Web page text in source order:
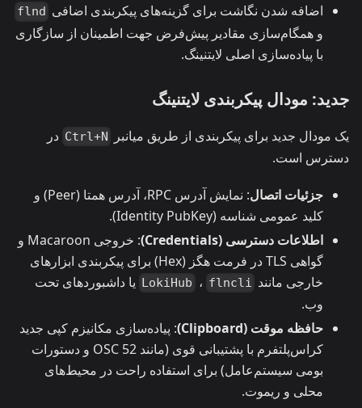
اضافه شدن نگاشت برای گزینه‌های پیکربندی اضافی flnd
و همگام‌سازی مقادیر پیش‌فرض جهت اطمینان از سازگاری
با پیاده‌سازی اصلی لایتنینگ.
جدید: مودال پیکربندی لایتنینگ
یک مودال جدید برای پیکربندی از طریق میانبر Ctrl+N در
دسترس است.
جزئیات اتصال
: نمایش آدرس RPC، آدرس همتا (Peer) و
کلید عمومی شناسه (Identity PubKey).
اطلاعات دسترسی (Credentials)
: خروجی Macaroon و
گواهی TLS در فرمت هگز (Hex) برای پیکربندی ابزارهای
خارجی مانند
LokiHub ، flncli
یا داشبوردهای تحت
وب.
حافظه موقت (Clipboard)
: پیاده‌سازی مکانیزم کپی جدید
کراس‌پلتفرم با پشتیبانی قوی (مانند OSC 52 و دستورات
بومی سیستم‌عامل) برای استفاده راحت در محیط‌های
محلی و ریموت.